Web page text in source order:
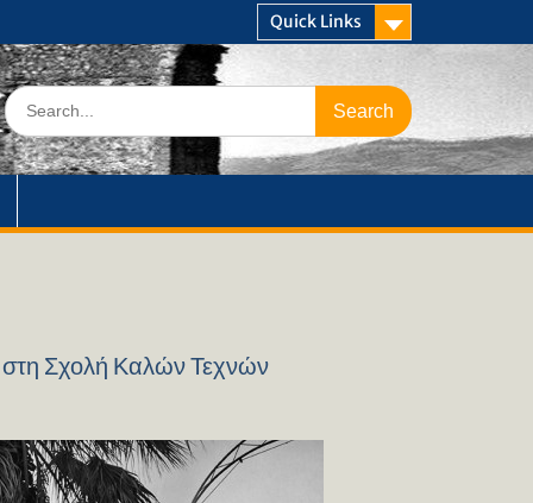
Quick Links
Search
for:
Σχολή Καλών Τεχνών